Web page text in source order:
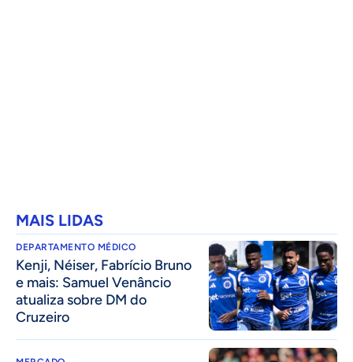
MAIS LIDAS
DEPARTAMENTO MÉDICO
Kenji, Néiser, Fabrício Bruno
e mais: Samuel Venâncio
atualiza sobre DM do
Cruzeiro